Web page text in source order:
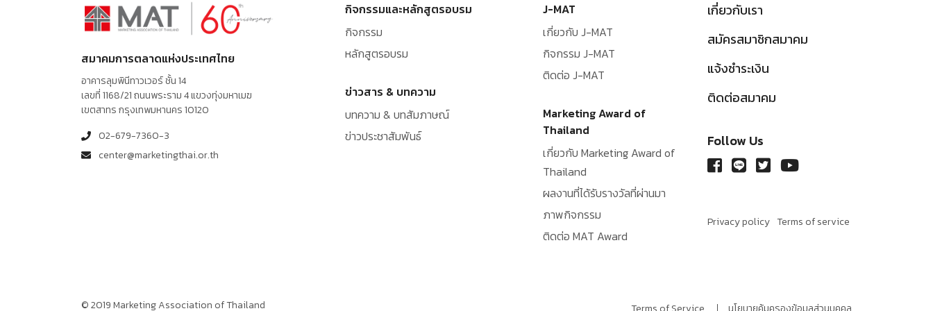
สมาคมการตลาดแห่งประเทศไทย
อาคารลุมพินีทาวเวอร์ ชั้น 14
เลขที่ 1168/21 ถนนพระราม 4 แขวงทุ่งมหาเมฆ
เขตสาทร กรุงเทพมหานคร 10120
02-679-7360-3
center@marketingthai.or.th
กิจกรรมและหลักสูตรอบรม
กิจกรรม
หลักสูตรอบรม
ข่าวสาร & บทความ
บทความ & บทสัมภาษณ์
ข่าวประชาสัมพันธ์
J-MAT
เกี่ยวกับ J-MAT
กิจกรรม J-MAT
ติดต่อ J-MAT
Marketing Award of
Thailand
เกี่ยวกับ Marketing Award of
Thailand
ผลงานที่ได้รับรางวัลที่ผ่านมา
ภาพกิจกรรม
ติดต่อ MAT Award
เกี่ยวกับเรา
สมัครสมาชิกสมาคม
แจ้งชำระเงิน
ติดต่อสมาคม
Follow Us
Privacy policy Terms of service
© 2019 Marketing Association of Thailand